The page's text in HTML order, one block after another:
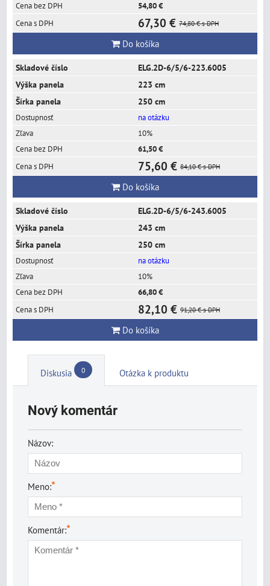
54,80 €
67,30 € 74,80 € s DPH
Do košíka
ELG.2D-6/5/6-223.6005
223 cm
250 cm
na otázku
10%
61,50 €
75,60 € 84,10 € s DPH
Do košíka
ELG.2D-6/5/6-243.6005
243 cm
250 cm
na otázku
10%
66,80 €
82,10 € 91,20 € s DPH
Do košíka
Diskusia 0 Otázka k produktu
Nový komentár
Názov:
Meno:*
Komentár:*